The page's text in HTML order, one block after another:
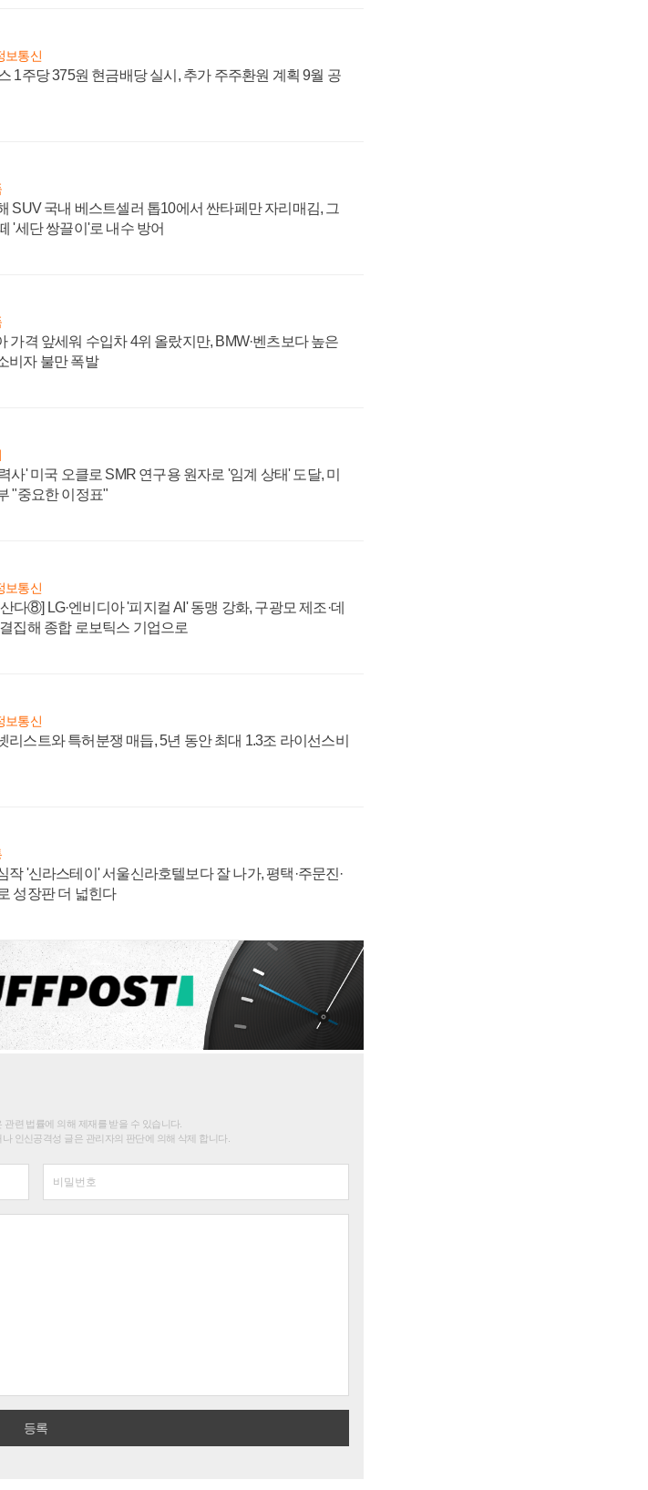
보통신
1주당 375원 현금배당 실시, 추가 주주환원 계획 9월 공
SUV 국내 베스트셀러 톱10에서 싼타페만 자리매김, 그
'세단 쌍끌이'로 내수 방어
가격 앞세워 수입차 4위 올랐지만, BMW·벤츠보다 높은
비자 불만 폭발
사' 미국 오클로 SMR 연구용 원자로 '임계 상태' 도달, 미
"중요한 이정표"
보통신
다⑧] LG·엔비디아 '피지컬 AI' 동맹 강화, 구광모 제조·데
집해 종합 로보틱스 기업으로
보통신
리스트와 특허분쟁 매듭, 5년 동안 최대 1.3조 라이선스비
작 '신라스테이' 서울신라호텔보다 잘 나가, 평택·주문진·
성장판 더 넓힌다
련 법률에 의해 제재를 받을 수 있습니다.
인신공격성 글은 관리자의 판단에 의해 삭제 합니다.